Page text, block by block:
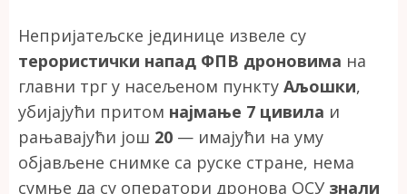
Непријатељске јединице извеле су
терористички напад ФПВ дроновима на
главни трг у насељеном пункту Аљошки,
убијајући притом најмање 7 цивила и
рањавајући још 20 — имајући на уму
објављене снимке са руске стране, нема
сумње да су оператори дронова ОСУ знали